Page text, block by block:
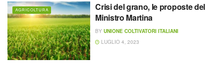
AGRICOLTURA
Crisi del grano, le proposte del
Ministro Martina
BY UNIONE COLTIVATORI ITALIANI
LUGLIO 4, 2023